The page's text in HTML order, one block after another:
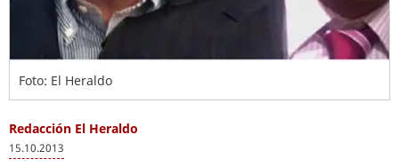
Foto: El Heraldo
Redacción El Heraldo
15.10.2013